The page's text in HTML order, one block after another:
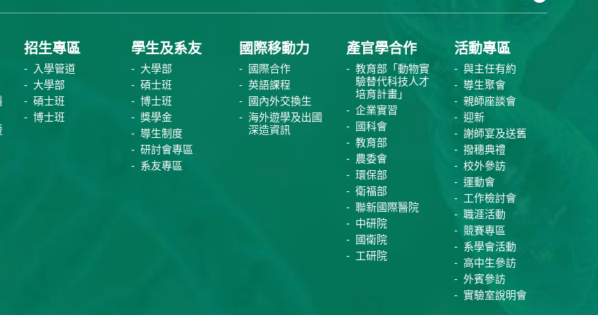
招生專區
入學管道
大學部
碩士班
博士班
學生及系友
大學部
碩士班
博士班
獎學金
導生制度
研討會專區
系友專區
國際移動力
國際合作
英語課程
國內外交換生
海外遊學及出國
深造資訊
產官學合作
教育部「動物實
驗替代科技人才
培育計畫」
企業實習
國科會
教育部
農委會
環保部
衛福部
聯新國際醫院
中研院
國衛院
工研院
活動專區
與主任有約
導生聚會
親師座談會
迎新
謝師宴及送舊
撥穗典禮
校外參訪
運動會
工作檢討會
職涯活動
競賽專區
系學會活動
高中生參訪
外賓參訪
實驗室說明會